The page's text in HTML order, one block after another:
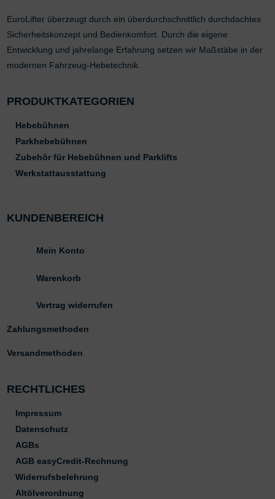
EuroLifter überzeugt durch ein überdurchschnittlich durchdachtes
Sicherheitskonzept und Bedienkomfort. Durch die eigene
Entwicklung und jahrelange Erfahrung setzen wir Maßstäbe in der
modernen Fahrzeug-Hebetechnik.
PRODUKTKATEGORIEN
Hebebühnen
Parkhebebühnen
Zubehör für Hebebühnen und Parklifts
Werkstattausstattung
KUNDENBEREICH
Mein Konto
Warenkorb
Vertrag widerrufen
Zahlungsmethoden
Versandmethoden
RECHTLICHES
Impressum
Datenschutz
AGBs
AGB easyCredit-Rechnung
Widerrufsbelehrung
Altölverordnung